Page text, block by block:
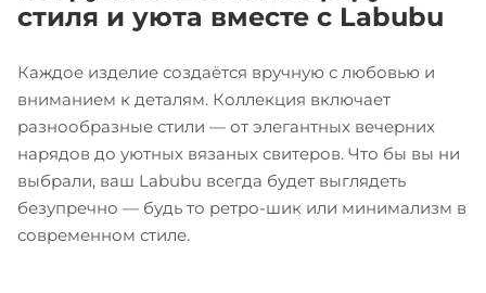
стиля и уюта вместе с Labubu
Каждое изделие создаётся вручную с любовью и
вниманием к деталям. Коллекция включает
разнообразные стили — от элегантных вечерних
нарядов до уютных вязаных свитеров. Что бы вы ни
выбрали, ваш Labubu всегда будет выглядеть
безупречно — будь то ретро-шик или минимализм в
современном стиле.